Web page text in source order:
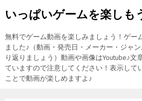
いっぱいゲームを楽しも
無料でゲーム動画を楽しみましょう！ゲー
ました♪（動画・発売日・メーカー・ジャ
り返りましょう）動画や画像はYoutube♪文
ていますので注意してください！表示して
ことで動画が楽しめますよ♪